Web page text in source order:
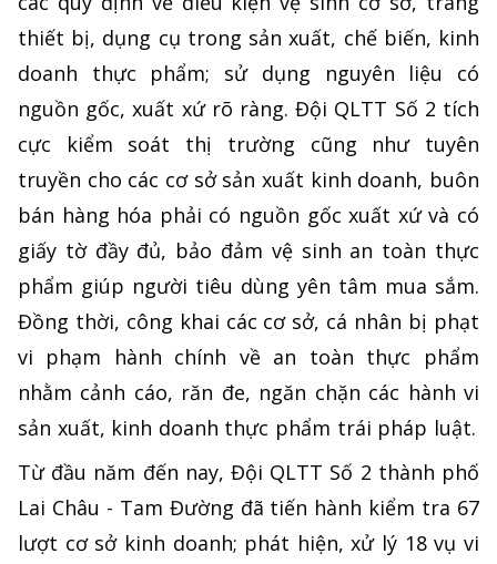
thiết bị, dụng cụ trong sản xuất, chế biến, kinh
doanh thực phẩm; sử dụng nguyên liệu có
nguồn gốc, xuất xứ rõ ràng. Đội QLTT Số 2 tích
cực kiểm soát thị trường cũng như tuyên
truyền cho các cơ sở sản xuất kinh doanh, buôn
bán hàng hóa phải có nguồn gốc xuất xứ và có
giấy tờ đầy đủ, bảo đảm vệ sinh an toàn thực
phẩm giúp người tiêu dùng yên tâm mua sắm.
Đồng thời, công khai các cơ sở, cá nhân bị phạt
vi phạm hành chính về an toàn thực phẩm
nhằm cảnh cáo, răn đe, ngăn chặn các hành vi
sản xuất, kinh doanh thực phẩm trái pháp luật.
Từ đầu năm đến nay, Đội QLTT Số 2 thành phố
Lai Châu - Tam Đường đã tiến hành kiểm tra 67
lượt cơ sở kinh doanh; phát hiện, xử lý 18 vụ vi